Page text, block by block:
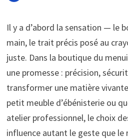
Il y a d’abord la sensation — le
main, le trait précis posé au
juste. Dans la boutique du
une promesse : précision,
transformer une matière
petit meuble d’ébénisterie ou
atelier professionnel, le choix
influence autant le geste que le